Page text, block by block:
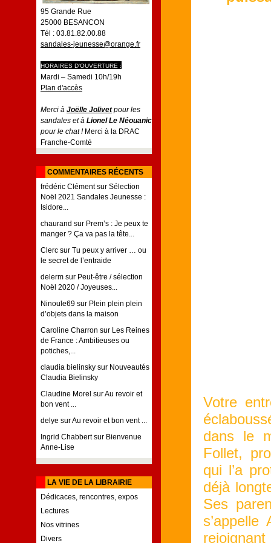
95 Grande Rue
25000 BESANCON
Tél : 03.81.82.00.88
sandales-jeunesse@orange.fr
HORAIRES D'OUVERTURE :
Mardi – Samedi 10h/19h
Plan d'accès
Merci à Joëlle Jolivetpour les
sandales et à Lionel Le Néouanic
pour le chat !Merci à la DRAC
Franche-Comté
COMMENTAIRES RÉCENTS
frédéric Clémentsur Sélection
Noël 2021 Sandales Jeunesse :
Isidore...
chaurand sur Prem’s : Je peux te
manger ? Ça va pas la tête...
Clerc sur Tu peux y arriver … ou
le secret de l’entraide
delerm sur Peut-être / sélection
Noël 2020 / Joyeuses...
Ninoule69 sur Plein plein plein
d’objets dans la maison
Caroline Charron sur Les Reines
de France : Ambitieuses ou
potiches,...
claudia bielinsky sur Nouveautés
Claudia Bielinsky
Claudine Morel surAu revoir et
bon vent ...
delye surAu revoir et bon vent ...
Ingrid Chabbertsur Bienvenue
Anne-Lise
LA VIE DE LA LIBRAIRIE
Dédicaces, rencontres, expos
Lectures
Nos vitrines
Divers
Votre
dans le
Follet,
qui l’a
déjà
Ses